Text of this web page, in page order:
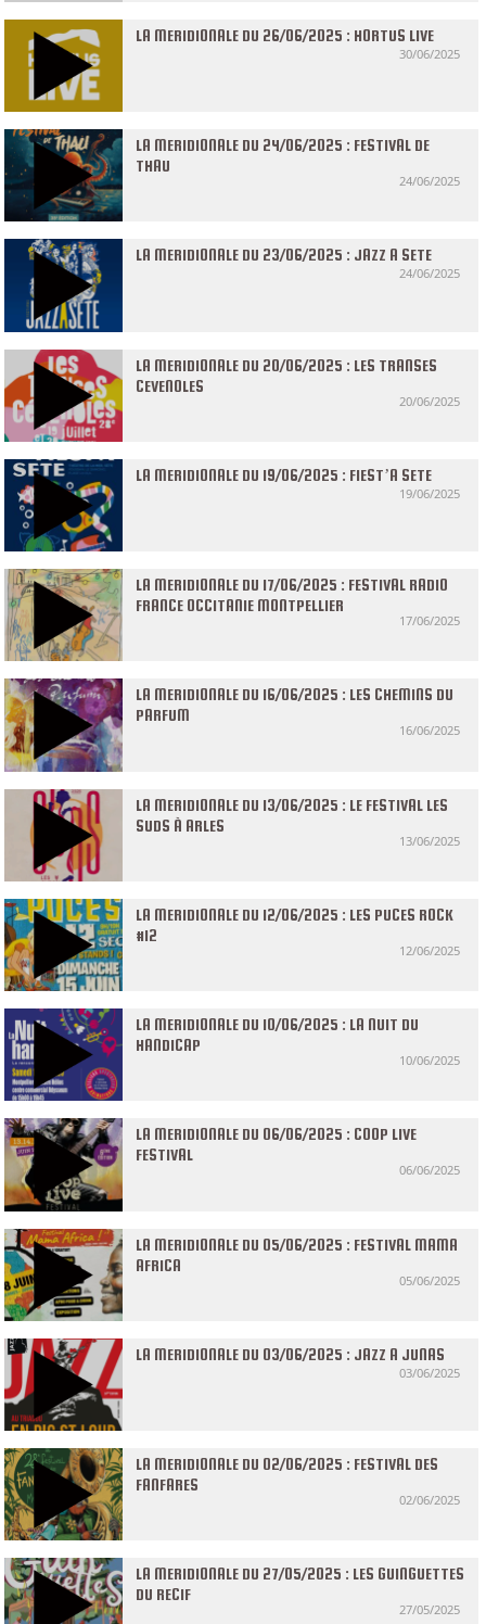
LA MERIDIONALE DU 26/06/2025 : HORTUS LIVE
30/06/2025
LA MERIDIONALE DU 24/06/2025 : FESTIVAL DE
THAU
24/06/2025
LA MERIDIONALE DU 23/06/2025 : JAZZ A SETE
24/06/2025
LA MERIDIONALE DU 20/06/2025 : LES TRANSES
CEVENOLES
20/06/2025
LA MERIDIONALE DU 19/06/2025 : FIEST’A SETE
19/06/2025
LA MERIDIONALE DU 17/06/2025 : FESTIVAL RADIO
FRANCE OCCITANIE MONTPELLIER
17/06/2025
LA MERIDIONALE DU 16/06/2025 : LES CHEMINS DU
PARFUM
16/06/2025
LA MERIDIONALE DU 13/06/2025 : LE FESTIVAL LES
SUDS À ARLES
13/06/2025
LA MERIDIONALE DU 12/06/2025 : LES PUCES ROCK
#12
12/06/2025
LA MERIDIONALE DU 10/06/2025 : LA NUIT DU
HANDICAP
10/06/2025
LA MERIDIONALE DU 06/06/2025 : COOP LIVE
FESTIVAL
06/06/2025
LA MERIDIONALE DU 05/06/2025 : FESTIVAL MAMA
AFRICA
05/06/2025
LA MERIDIONALE DU 03/06/2025 : JAZZ A JUNAS
03/06/2025
LA MERIDIONALE DU 02/06/2025 : FESTIVAL DES
FANFARES
02/06/2025
LA MERIDIONALE DU 27/05/2025 : LES GUINGUETTES
DU RECIF
27/05/2025